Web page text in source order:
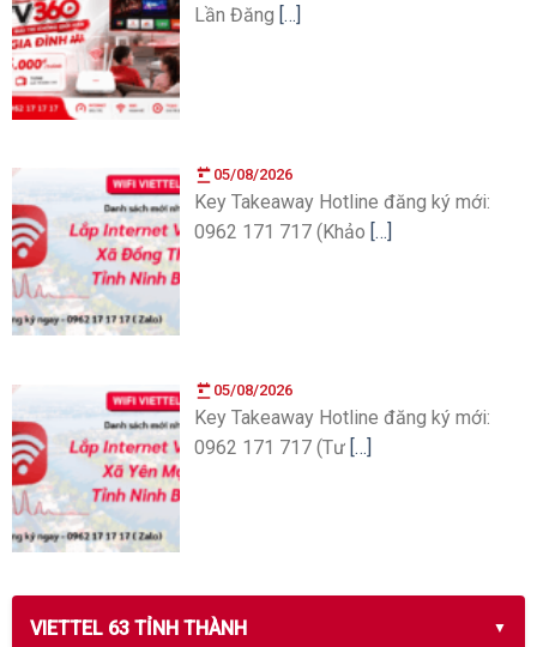
Lần Đăng […]
05/08/2026
Key Takeaway Hotline đăng ký mới:
0962 171 717 (Khảo […]
05/08/2026
Key Takeaway Hotline đăng ký mới:
0962 171 717 (Tư […]
VIETTEL 63 TỈNH THÀNH